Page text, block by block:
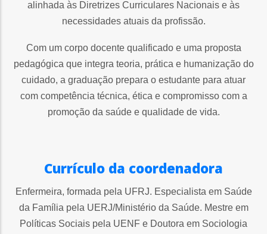
alinhada às Diretrizes Curriculares Nacionais e às
necessidades atuais da profissão.
Com um corpo docente qualificado e uma proposta
pedagógica que integra teoria, prática e humanização do
cuidado, a graduação prepara o estudante para atuar
com competência técnica, ética e compromisso com a
promoção da saúde e qualidade de vida.
Currículo da coordenadora
Enfermeira, formada pela UFRJ. Especialista em Saúde
da Família pela UERJ/Ministério da Saúde. Mestre em
Políticas Sociais pela UENF e Doutora em Sociologia